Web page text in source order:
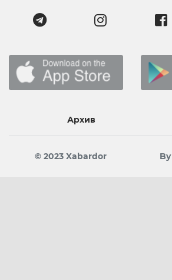
Архив
© 2023 Xabardor